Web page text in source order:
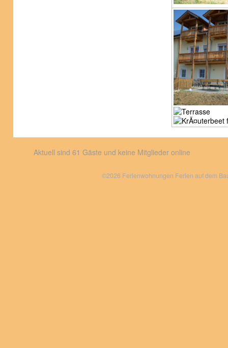
Aktuell sind 61 Gäste und keine Mitglieder online
©2026 Ferienwohnungen Ferien auf dem